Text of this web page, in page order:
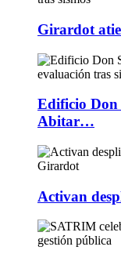
Girardot
Edificio Don
Abitar…
Activan